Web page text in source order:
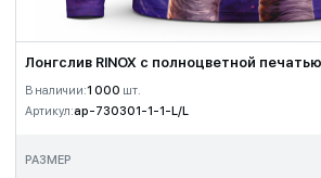
Лонгслив RINOX с полноцветной
В наличии:1 000 шт.
Артикул:ap-730301-1-1-L/L
РАЗМЕР